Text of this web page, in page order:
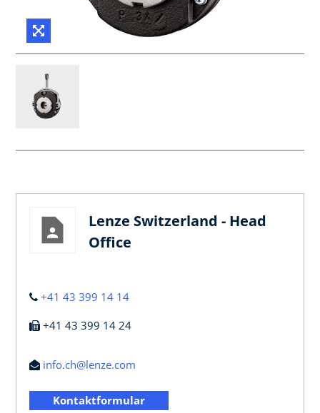
Lenze Switzerland - Head
Office
+41 43 399 14 14
+41 43 399 14 24
info.ch@lenze.com
Kontaktformular